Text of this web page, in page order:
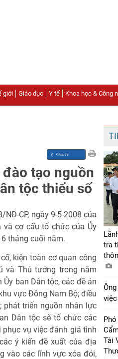
giới Giáo dục Y tế Khoa học & Công
tạo nguồn
tộc thiểu số
CP, ngày 9-5-2008 của
và cơ cấu tổ chức của Ủy
tháng cuối năm.
kiện toàn cơ quan công
và Thủ tướng trong năm
ban Dân tộc, các đề án
vực Đông Nam Bộ; điều
phát triển nguồn nhân lực
Dân tộc sẽ tổ chức các
vụ việc đánh giá tình
ý kiến đề xuất của địa
vào các lĩnh vực xóa đói,
tra
Tài